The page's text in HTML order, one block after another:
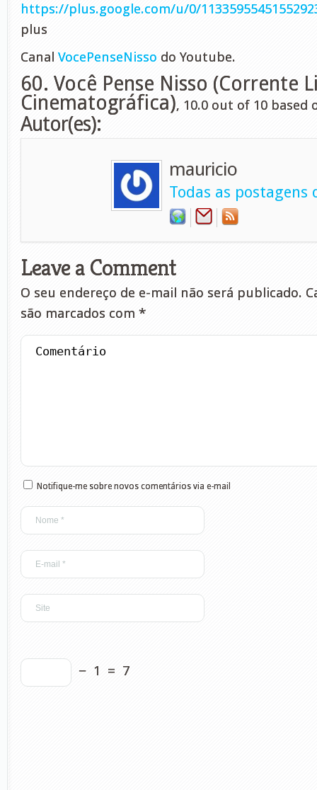
https://plus.google.com/u/0/
plus
Canal VocePenseNisso do Youtube.
60. Você Pense Nisso (Corrente
Cinematográfica), 10.0 out of 10 based
Autor(es):
mauricio
Todas as postagens
Leave a Comment
O seu endereço de e-mail não será publicado.
são marcados com *
Notifique-me sobre novos comentários via e-mail
− 1 = 7